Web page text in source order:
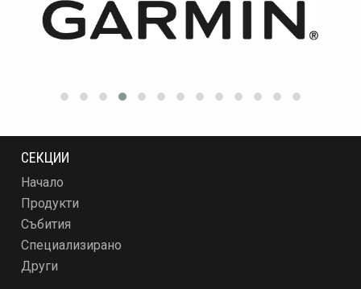
СЕКЦИИ
Начало
Продукти
Събития
Специализирано
Други